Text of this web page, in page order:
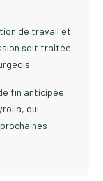
de travail et
soit traitée
fin anticipée
qui